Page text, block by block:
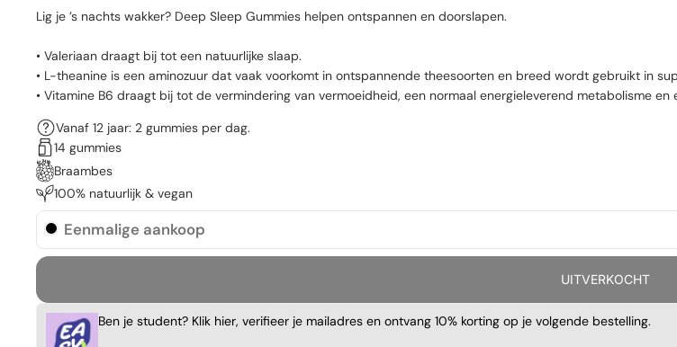
de
de
te
scrollen
Lig je ’s nachts wakker? Deep Sleep Gummies helpen ontspannen en doorslapen.
• Valeriaan draagt bij tot een natuurlijke slaap.
• L-theanine is een aminozuur dat vaak voorkomt in ontspannende theesoorten en breed wordt gebruikt in
• Vitamine B6 draagt bij tot de vermindering van vermoeidheid, een normaal energieleverend metabolisme en
Vanaf 12 jaar: 2 gummies per dag.
14 gummies
Braambes
100% natuurlijk & vegan
Eenmalige aankoop
UITVERKOCHT
Ben je student? Klik hier, verifieer je mailadres en ontvang 10% korting op je volgende bestelling.